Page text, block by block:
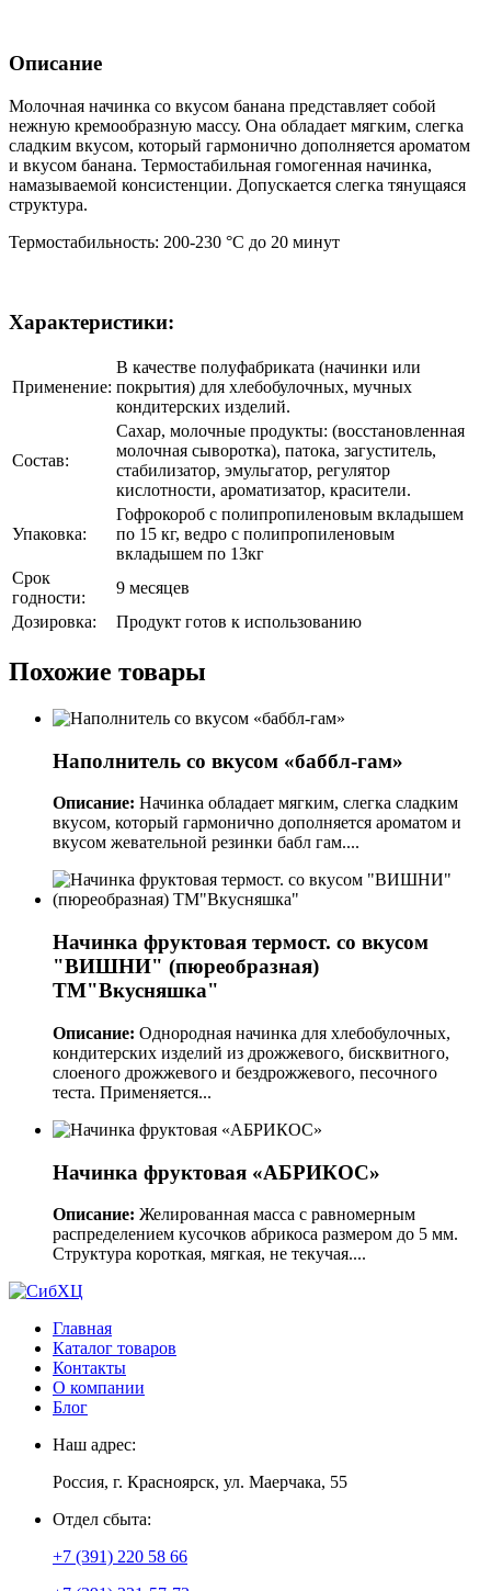
Описание
Молочная начинка со вкусом банана представляет собой
нежную кремообразную массу. Она обладает мягким, слегка
сладким вкусом, который гармонично дополняется ароматом
и вкусом банана. Термостабильная гомогенная начинка,
намазываемой консистенции. Допускается слегка тянущаяся
структура.
Термостабильность: 200-230 °С до 20 минут
Характеристики:
Применение:
В качестве полуфабриката (начинки или
покрытия) для хлебобулочных, мучных
кондитерских изделий.
Состав:
Сахар, молочные продукты: (восстановленная
молочная сыворотка), патока, загуститель,
стабилизатор, эмульгатор, регулятор
кислотности, ароматизатор, красители.
Упаковка:
Гофрокороб с полипропиленовым вкладышем
по 15 кг, ведро с полипропиленовым
вкладышем по 13кг
Срок
годности:
9 месяцев
Дозировка:
Продукт готов к использованию
Похожие товары
Наполнитель со вкусом «баббл-гам»
Описание: Начинка обладает мягким, слегка сладким
вкусом, который гармонично дополняется ароматом и
вкусом жевательной резинки бабл гам....
Начинка фруктовая термост. со вкусом
"ВИШНИ" (пюреобразная)
ТМ"Вкусняшка"
Описание: Однородная начинка для хлебобулочных,
кондитерских изделий из дрожжевого, бисквитного,
слоеного дрожжевого и бездрожжевого, песочного
теста. Применяется...
Начинка фруктовая «АБРИКОС»
Описание: Желированная масса с равномерным
распределением кусочков абрикоса размером до 5 мм.
Структура короткая, мягкая, не текучая....
Главная
Каталог товаров
Контакты
О компании
Блог
Наш адрес:
Россия, г. Красноярск, ул. Маерчака, 55
Отдел сбыта:
+7 (391) 220 58 66